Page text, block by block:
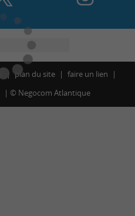
plan du site
faire un lien
© Negocom Atlantique